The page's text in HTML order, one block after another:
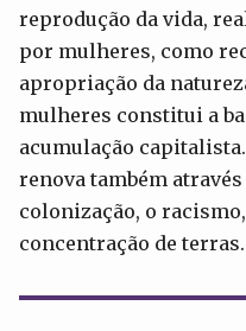
reprodução da vida,
por mulheres, como
apropriação da
mulheres constitui a
acumulação
renova também
colonização, o
concentração de terras.